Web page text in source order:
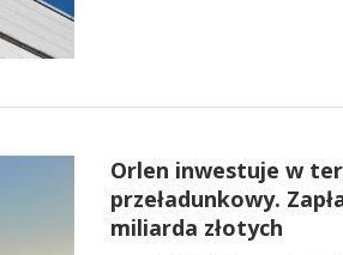
Orlen inwestuje w
przeładunkowy.
miliarda złotych